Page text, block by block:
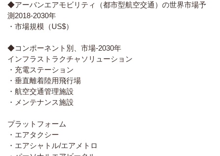
◆アーバンエアモビリティ（都市型航空交通）の世界市場予
測2018-2030年
・市場規模（US$）
◆コンポーネント別、市場-2030年
インフラストラクチャソリューション
・充電ステーション
・垂直離着陸用飛行場
・航空交通管理施設
・メンテナンス施設
プラットフォーム
・エアタクシー
・エアシャトル/エアメトロ